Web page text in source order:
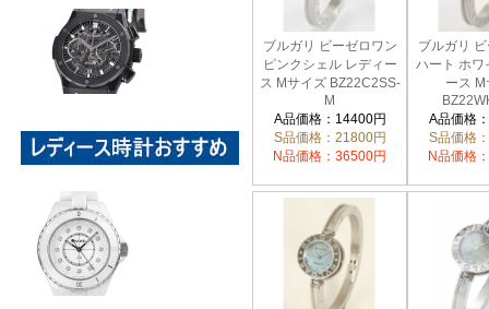
ブルガリ ビーゼロワン
ピンクシェル レディー
ス Mサイズ BZ22C2SS-
M
A品価格：14400円
S品価格：21800円
N品価格：36500円
ブルガリ
ハート ホワ
ース
A品価格
S品価格
N品価格